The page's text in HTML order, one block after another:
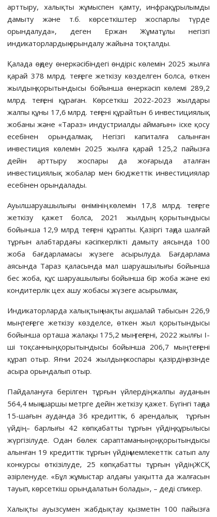
арттыру, халықты жұмыспен қамту, инфрақұрылымды
дамыту және т.б. көрсеткіштер жоспарлы түрде
орындалуда», деген Ержан Жұматұлы негізгі
индикаторлардың орындалу жайына тоқталды.
Қалада өңдеу өнеркәсібіндегі өндіріс көлемін 2025 жылға
қарай 378 млрд. теңгеге жеткізу көзделген болса, өткен
жылдың қорытындысы бойынша өнеркәсіп көлемі 289,2
млрд. теңгені құраған. Көрсеткіш 2022-2023 жылдары
жалпы құны 17,6 млрд. теңгені құрайтын 6 инвестициялық
жобаны және «Тараз» индустриалды аймағын» іске қосу
есебінен орындалмақ. Негізгі капиталға салынған
инвестиция көлемін 2025 жылға қарай 125,2 пайызға
дейін арттыру жоспары да жоғарыда аталған
инвестициялық жобалар мен бюджеттік инвестициялар
есебінен орындалады.
Ауылшаруашылығы өнімінің көлемін 17,8 млрд. теңгеге
жеткізу қажет болса, 2021 жылдың қорытындысы
бойынша 12,9 млрд теңгені құрапты. Қазіргі таңда шалғай
тұрғын алабтардағы кәсіпкерлікті дамыту аясында 100
жоба бағдарламасы жүзеге асырылуда. Бағдарлама
аясында Тараз қаласында мал шаруашылығы бойынша
бес жоба, құс шаруашылығы бойынша бір жоба және екі
кондитерлік цех ашу жобасы жүзеге асырылмақ.
Индикаторларда халықтың нақты ақшалай табысын 226,9
мың теңгеге жеткізу көзделсе, өткен жыл қорытындысы
бойынша орташа жалақы 175,2 мың теңгені, 2022 жылғы І-
ші тоқсанның қорытындысы бойынша 206,7 мың теңгені
құрап отыр. Яғни 2024 жылдың жоспары қазірдің өзінде
асыра орындалып отыр.
Пайдалануға берілген тұрғын үйлердің жалпы ауданын
564,4 мың шаршы метрге дейін жеткізу қажет. Бүгінгі таңда
15-шағын ауданда 36 кредиттік, 6 арендалық тұрғын
үйдің – барлығы 42 көпқабатты тұрғын үйдің құрылысы
жүргізілуде. Одан бөлек сараптаманың оң қорытындысы
алынған 19 кредиттік тұрғын үйдің мемлекеттік сатып алу
конкурсы өткізілуде, 25 көпқабатты тұрғын үйдің ЖСҚ
әзірленуде. «Бұл жұмыстар алдағы уақытта да жалғасын
тауып, көрсеткіш орындалатын болады», – деді спикер.
Халықты ауызсумен жабдықтау қызметін 100 пайызға